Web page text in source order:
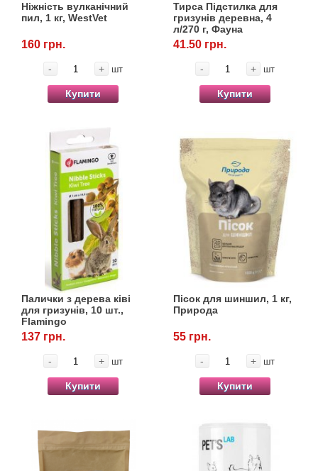
Ніжність вулканічний
пил, 1 кг, WestVet
160 грн.
- + шт
Купити
Тирса Підстилка для
гризунів деревна, 4
л/270 г, Фауна
41.50 грн.
- + шт
Купити
Палички з дерева ківі
для гризунів, 10 шт.,
Flamingo
137 грн.
- + шт
Купити
Пісок для шиншил, 1 кг,
Природа
55 грн.
- + шт
Купити